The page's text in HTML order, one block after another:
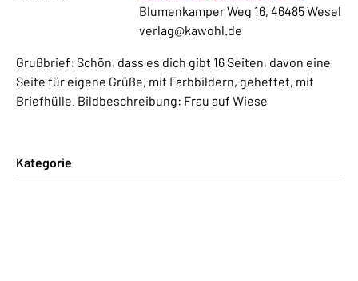
Blumenkamper Weg 16, 46485 Wesel
verlag@kawohl.de
Grußbrief: Schön, dass es dich gibt 16 Seiten, davon eine
Seite für eigene Grüße, mit Farbbildern, geheftet, mit
Briefhülle. Bildbeschreibung: Frau auf Wiese
Kategorie